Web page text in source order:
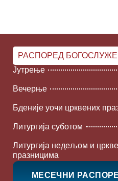
РАСПОРЕД
Јутрење
Вечерње
Бденије уочи црквених
Литургија суботом
Литургија недељом и
празницима
МЕСЕЧНИ